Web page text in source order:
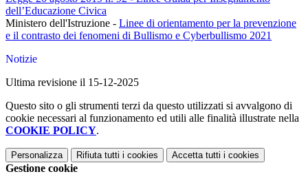
dell’Educazione Civica
Ministero dell'Istruzione - Linee di orientamento per la prevenzione
e il contrasto dei fenomeni di Bullismo e Cyberbullismo 2021
Notizie
Ultima revisione il 15-12-2025
Questo sito o gli strumenti terzi da questo utilizzati si avvalgono di
cookie necessari al funzionamento ed utili alle finalità illustrate nella
COOKIE POLICY.
Personalizza Rifiuta tutti i cookies Accetta tutti i cookies
Gestione cookie